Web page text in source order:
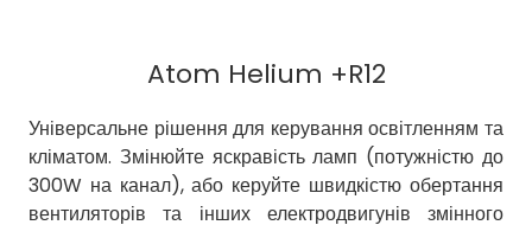
Atom Helium +R12
Універсальне рішення для керування освітленням та
кліматом. Змінюйте яскравість ламп (потужністю до
300W на канал), або керуйте швидкістю обертання
вентиляторів та інших електродвигунів змінного